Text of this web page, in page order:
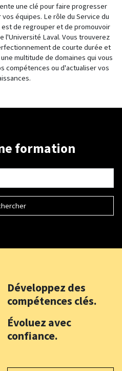
une clé pour faire progresser
équipes. Le rôle du Service du
de regrouper et de promouvoir
l'Université Laval. Vous trouverez
de courte durée et
multitude de domaines qui vous
compétences ou d'actualiser vos
formation
Développez des
compétences clés.
Évoluez avec
confiance.